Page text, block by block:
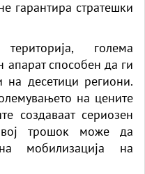
гарантира стратешки
голема
апарат способен да ги
на десетици региони.
на цените
создаваат сериозен
трошок може да
мобилизација на